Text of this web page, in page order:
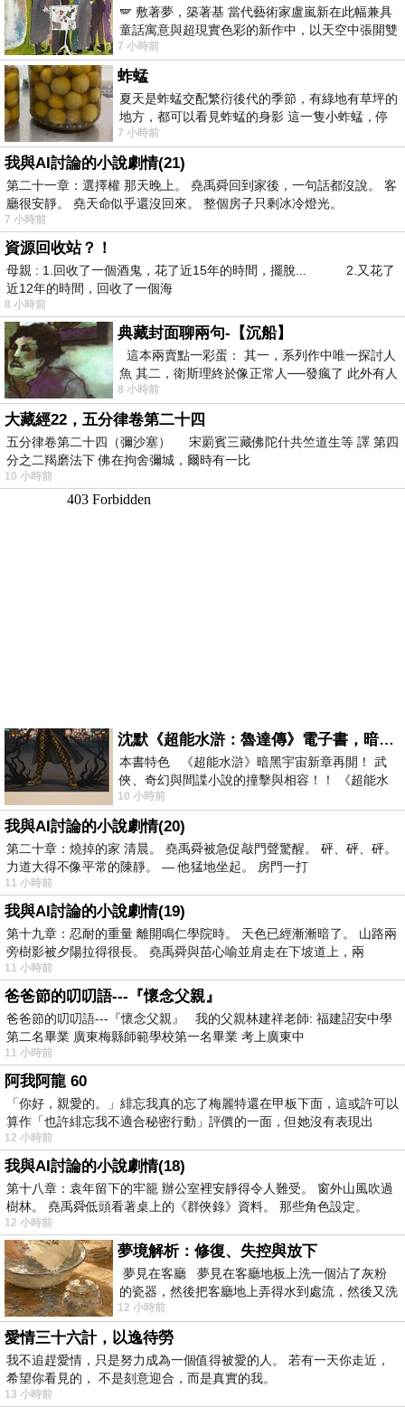
🪽 敷著夢，築著基 當代藝術家盧嵐新在此幅兼具
童話寓意與超現實色彩的新作中，以天空中張開雙
翼的神聖形象與地面上聚集的人群對話，
7 小時前
蚱蜢
夏天是蚱蜢交配繁衍後代的季節，有綠地有草坪的
地方，都可以看見蚱蜢的身影 這一隻小蚱蜢，停
在車頂上，怎麼樣小心驅趕，都無動
7 小時前
我與AI討論的小說劇情(21)
第二十一章：選擇權 那天晚上。 堯禹舜回到家後，一句話都沒說。 客
廳很安靜。 堯天命似乎還沒回來。 整個房子只剩冰冷燈光。
7 小時前
資源回收站？！
母親 : 1.回收了一個酒鬼，花了近15年的時間，擺脫... 2.又花了
近12年的時間，回收了一個海
8 小時前
典藏封面聊兩句-【沉船】
這本兩賣點一彩蛋： 其一，系列作中唯一探討人
魚 其二，衛斯理終於像正常人──發瘋了 此外有人
在南極打死北極熊（@《地心
8 小時前
大藏經22，五分律卷第二十四
五分律卷第二十四（彌沙塞） 宋罽賓三藏佛陀什共竺道生等 譯 第四
分之二羯磨法下 佛在拘舍彌城，爾時有一比
10 小時前
沈默《超能水滸：魯達傳》電子書，暗黑宇宙新章，一一五年八月璀璨上架！
本書特色 《超能水滸》暗黑宇宙新章再開！ 武
俠、奇幻與間諜小說的撞擊與相容！！ 《超能水
滸》系列第四部變幻登場
10 小時前
我與AI討論的小說劇情(20)
第二十章：燒掉的家 清晨。 堯禹舜被急促敲門聲驚醒。 砰、砰、砰。
力道大得不像平常的陳靜。 — 他猛地坐起。 房門一打
11 小時前
我與AI討論的小說劇情(19)
第十九章：忍耐的重量 離開鳴仁學院時。 天色已經漸漸暗了。 山路兩
旁樹影被夕陽拉得很長。 堯禹舜與苗心喻並肩走在下坡道上，兩
11 小時前
爸爸節的叨叨語---『懷念父親』
爸爸節的叨叨語---『懷念父親』 我的父親林建祥老師: 福建詔安中學
第二名畢業 廣東梅縣師範學校第一名畢業 考上廣東中
11 小時前
阿我阿龍 60
「你好，親愛的。」緋忘我真的忘了梅麗特還在甲板下面，這或許可以
算作「也許緋忘我不適合秘密行動」評價的一面，但她沒有表現出
12 小時前
我與AI討論的小說劇情(18)
第十八章：袁年留下的牢籠 辦公室裡安靜得令人難受。 窗外山風吹過
樹林。 堯禹舜低頭看著桌上的《群俠錄》資料。 那些角色設定。
12 小時前
夢境解析：修復、失控與放下
夢見在客廳 夢見在客廳地板上洗一個沾了灰粉
的瓷器，然後把客廳地上弄得水到處流，然後又洗
一頂棒球潮帽，後來發現帽
12 小時前
愛情三十六計，以逸待勞
我不追趕愛情，只是努力成為一個值得被愛的人。 若有一天你走近，
希望你看見的， 不是刻意迎合，而是真實的我。
13 小時前